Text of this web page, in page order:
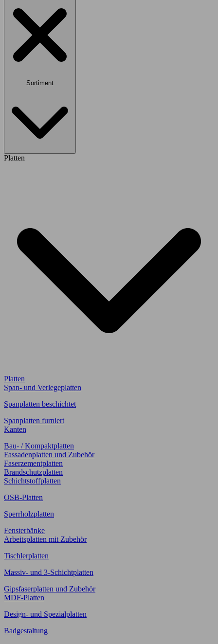
Sortiment
Platten
Platten
Span- und Verlegeplatten
Spanplatten beschichtet
Spanplatten furniert
Kanten
Bau- / Kompaktplatten
Fassadenplatten und Zubehör
Faserzementplatten
Brandschutzplatten
Schichtstoffplatten
OSB-Platten
Sperrholzplatten
Fensterbänke
Arbeitsplatten mit Zubehör
Tischlerplatten
Massiv- und 3-Schichtplatten
Gipsfaserplatten und Zubehör
MDF-Platten
Design- und Spezialplatten
Badgestaltung